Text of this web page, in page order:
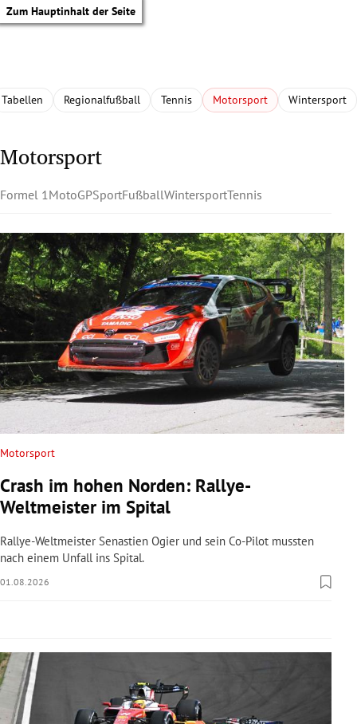
Zum Hauptinhalt der Seite
Untermenü
Untermenü
Untermenü
Untermenü
Untermenü
Untermenü
Tabellen Regionalfußball Tennis Motorsport Wintersport
Motorsport
Formel 1 MotoGPSportFußballWintersportTennis
Motorsport
Crash im hohen Norden: Rallye-
Weltmeister im Spital
Rallye-Weltmeister Senastien Ogier und sein Co-Pilot mussten
nach einem Unfall ins Spital.
01.08.2026